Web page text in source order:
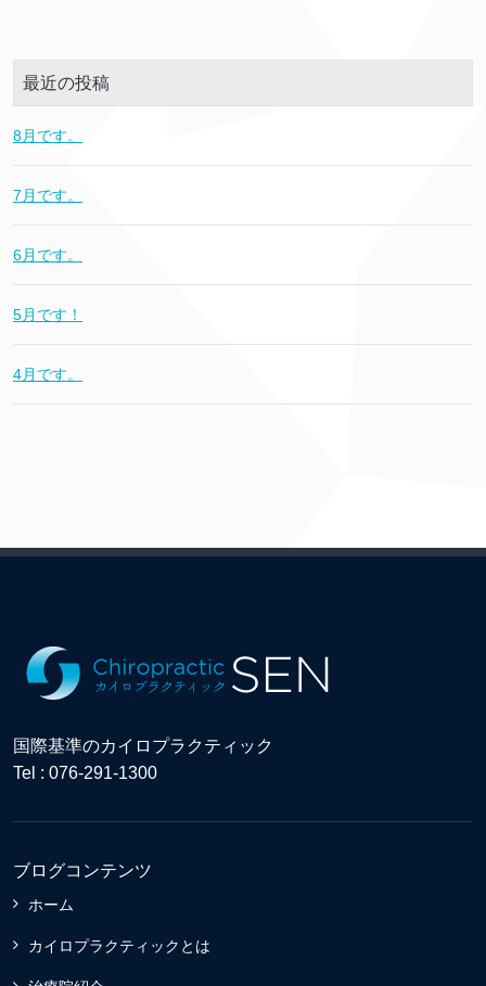
最近の投稿
8月です。
7月です。
6月です。
5月です！
4月です。
国際基準のカイロプラクティック
Tel : 076-291-1300
ブログコンテンツ
ホーム
カイロプラクティックとは